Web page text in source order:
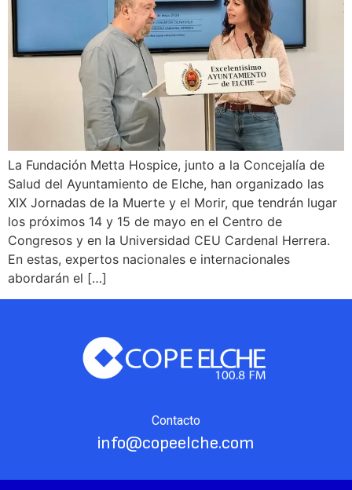
La Fundación Metta Hospice, junto a la Concejalía de
Salud del Ayuntamiento de Elche, han organizado las
XIX Jornadas de la Muerte y el Morir, que tendrán lugar
los próximos 14 y 15 de mayo en el Centro de
Congresos y en la Universidad CEU Cardenal Herrera.
En estas, expertos nacionales e internacionales
abordarán el […]
Contacto
info@copeelche.com